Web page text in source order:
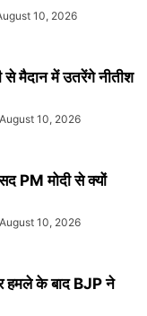
10, 2026
मैदान में उतरेंगे नीतीश
August 10, 2026
PM मोदी से क्यों
August 10, 2026
हमले के बाद BJP ने